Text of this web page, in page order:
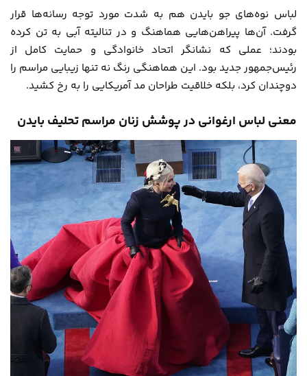
لباس نوه‌های جو بایدن هم به شدت مورد توجه رسانه‌ها قرار
گرفت. آن‌ها پیراهن‌هایی هماهنگ و در تنالیته آبی به تن کرده
بودند؛ عملی که نشانگر اتحاد خانوادگی و حمایت کامل از
رئیس‌جمهور جدید بود. این هماهنگی رنگ نه تنها زیبایی مراسم را
دوچندان کرد، بلکه خلاقیت طراحان مد آمریکایی را به رخ کشید.
معنی لباس ارغوانی در پوشش زنان مراسم تحلیف بایدن